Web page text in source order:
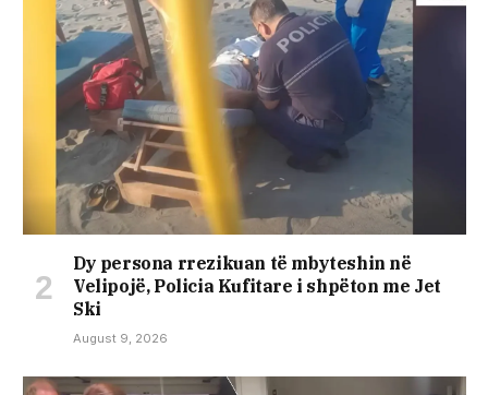
Dy persona rrezikuan të mbyteshin në
Velipojë, Policia Kufitare i shpëton me Jet
Ski
August 9, 2026